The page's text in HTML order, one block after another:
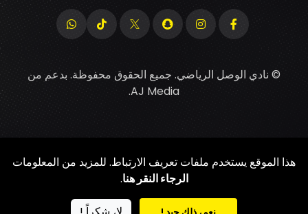
© نادي الوصل الرياضي. جميع الحقوق محفوظة. بدعم من
AJ Media
.
هذا الموقع يستخدم ملفات تعريف الارتباط. للمزيد من المعلومات
الرجاء النقر هنا.